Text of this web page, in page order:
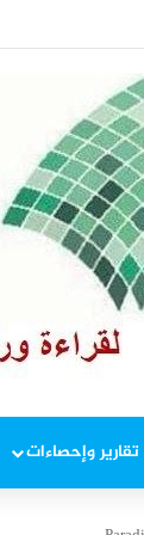
تقارير وإحصاءات